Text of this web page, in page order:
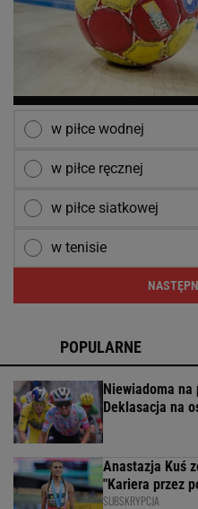
w piłce wodnej
w piłce ręcznej
w piłce siatkowej
w tenisie
POPULARNE
Niewiadoma na
Deklasacja na
Anastazja Kuś
"Kariera przez
SUBSKRYPCJA